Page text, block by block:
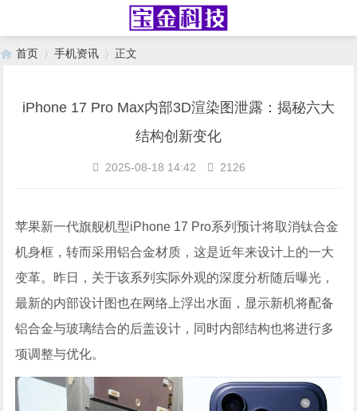
首页 手机资讯 正文
iPhone 17 Pro Max内部3D渲染图泄露：揭秘六大
结构创新变化
2025-08-18 14:42 2126
苹果新一代旗舰机型iPhone 17 Pro系列预计将取消钛合金
机身框，转而采用铝合金材质，这是近年来设计上的一大
变革。昨日，关于该系列实际外观的深度分析随后曝光，
最新的内部设计图也在网络上浮出水面，显示新机将配备
铝合金与玻璃结合的后盖设计，同时内部结构也将进行多
项调整与优化。